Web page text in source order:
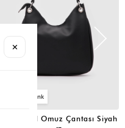
Oval Omuz Çantası Siyah
✕